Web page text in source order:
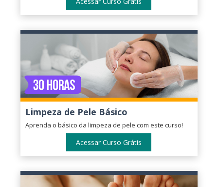
Limpeza de Pele Básico
Aprenda o básico da limpeza de pele com este curso!
Acessar Curso Grátis